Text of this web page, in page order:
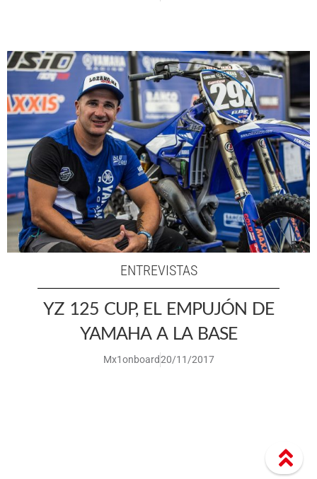
ENTREVISTAS
YZ 125 CUP, EL EMPUJÓN DE
YAMAHA A LA BASE
Mx1onboard20/11/2017